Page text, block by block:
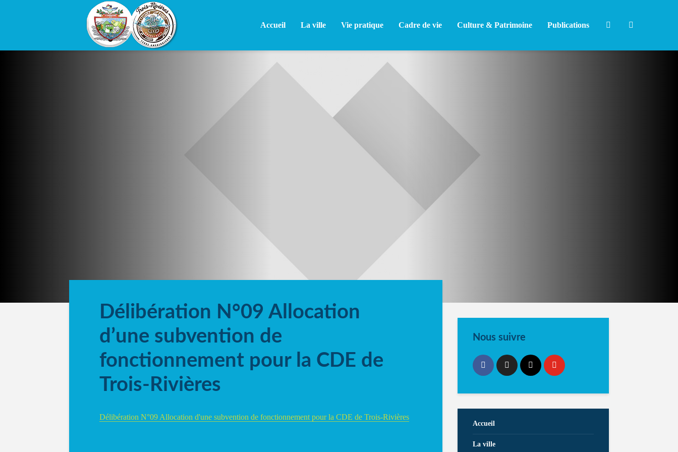
Accueil La ville Vie pratique Cadre de vie Culture & Patrimoine Publications
Délibération N°09 Allocation
d’une subvention de
fonctionnement pour la CDE de
Trois-Rivières
Délibération N°09 Allocation d'une subvention de fonctionnement pour la CDE de Trois-Rivières
Nous suivre
Accueil
La ville